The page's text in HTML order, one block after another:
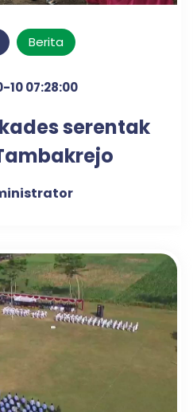
Berita
10 07:28:00
serentak